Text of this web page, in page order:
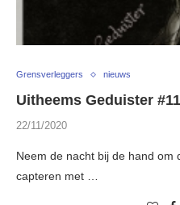
Grensverleggers nieuws
Uitheems Geduister
22/11/2020
Neem de nacht bij de hand om
capteren met …